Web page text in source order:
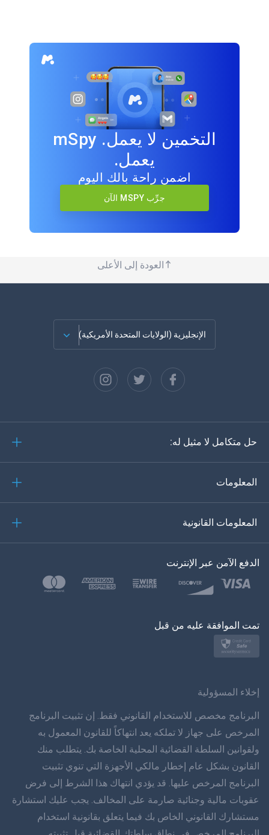
التخمين لا يعمل. mSpy
يعمل.
اضمن راحة بالك اليوم
جرِّب MSPY الآن
العودة إلى الأعلى
الإنجليزية (الولايات المتحدة الأمريكية)
الاسبانية
البرتغالية
한?의의
بولسكي
简体 体 中文
हिंददी
اللغة الهولندية
עברית
حل متكامل لا مثيل له:
المعلومات
المعلومات القانونية
الدفع الآمن عبر الإنترنت
تمت الموافقة عليه من قبل
إخلاء المسؤولية
البرنامج مخصص للاستخدام القانوني فقط. إن تثبيت البرنامج
المرخص على جهاز لا تملكه يعد انتهاكاً للقانون المعمول به
ولقوانين السلطة القضائية المحلية الخاصة بك. يتطلب منك
القانون بشكل عام إخطار مالكي الأجهزة التي تنوي تثبيت
البرنامج المرخص عليها. قد يؤدي انتهاك هذا الشرط إلى فرض
عقوبات مالية وجنائية صارمة على المخالف. يجب عليك استشارة
مستشارك القانوني الخاص بك فيما يتعلق بقانونية استخدام